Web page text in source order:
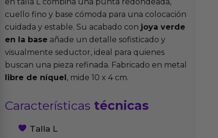
cuello fino y base cómoda para una colocación
cuidada y estable. Su acabado con joya verde
en la base añade un detalle sofisticado y
visualmente seductor, ideal para quienes
buscan una pieza refinada. Fabricado en metal
libre de níquel, mide 10 x 4 cm.
Características técnicas
Talla L